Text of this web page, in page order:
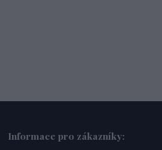
Informace pro zákazníky: